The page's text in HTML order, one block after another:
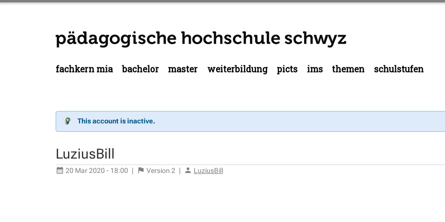
fachkern mia bachelor master weiterbildung picts ims themen schulstufen
This account is inactive.
LuziusBill
20 Mar 2020 - 18:00 | Version 2 | LuziusBill